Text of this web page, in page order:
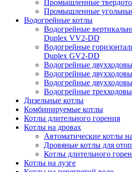
Промышленные
Промышленные
Водогрейные котлы
Водогрейные
Duplex VV2-DD
Водогрейные
Duplex GV2-DD
Водогрейные
Водогрейные
Водогрейные
Водогрейные
Дизельные котлы
Комбинируемые котлы
Котлы длительного горения
Котлы на дровах
Автоматические котлы
Дровяные котлы для
Котлы длительного
Котлы на лузге